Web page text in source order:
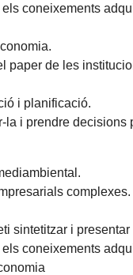
coneixements
de les
i planificació.
i prendre decisions
complexes.
sintetitzar i
coneixements